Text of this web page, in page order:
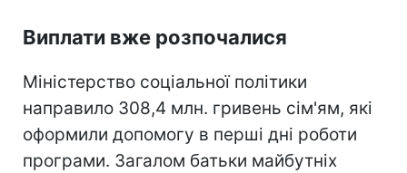
Виплати вже розпочалися
Міністерство соціальної політики
направило 308,4 млн. гривень сім'ям, які
оформили допомогу в перші дні роботи
програми. Загалом батьки майбутніх